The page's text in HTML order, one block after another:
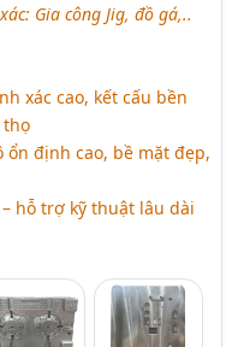
Gia công Jig, đồ gá,..
xác cao, kết cấu bền
ổn định cao, bề mặt đẹp,
hỗ trợ kỹ thuật lâu dài